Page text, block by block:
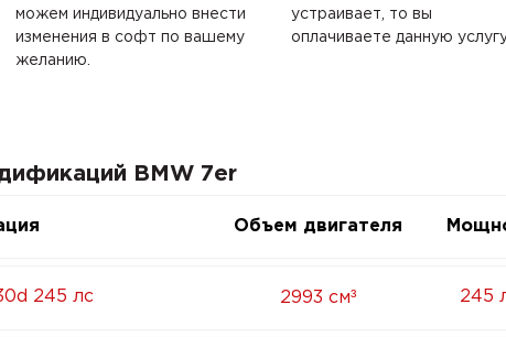
можем индивидуально внести
изменения в софт по вашему
желанию.
устраивает, то вы
оплачиваете данную
BMW 7er
Объем двигателя
245 лс 2993 см³ 245